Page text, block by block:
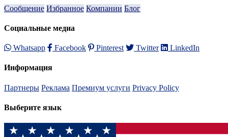
Сообщение Избранное Компании Блог
Социальные медиа
Whatsapp Facebook Pinterest Twitter LinkedIn
Информация
Партнеры Реклама Премиум услуги Privacy Policy
Выберите язык